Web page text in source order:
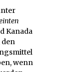
Kanada
den
wenn